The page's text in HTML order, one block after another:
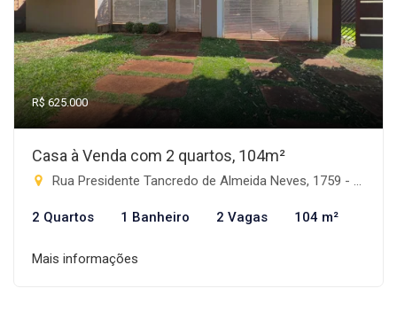
R$ 625.000
Casa à Venda com 2 quartos, 104m²
Rua Presidente Tancredo de Almeida Neves, 1759 - Progresso, Rio Brilhante-MS
2 Quartos 1 Banheiro 2 Vagas 104 m²
Mais informações